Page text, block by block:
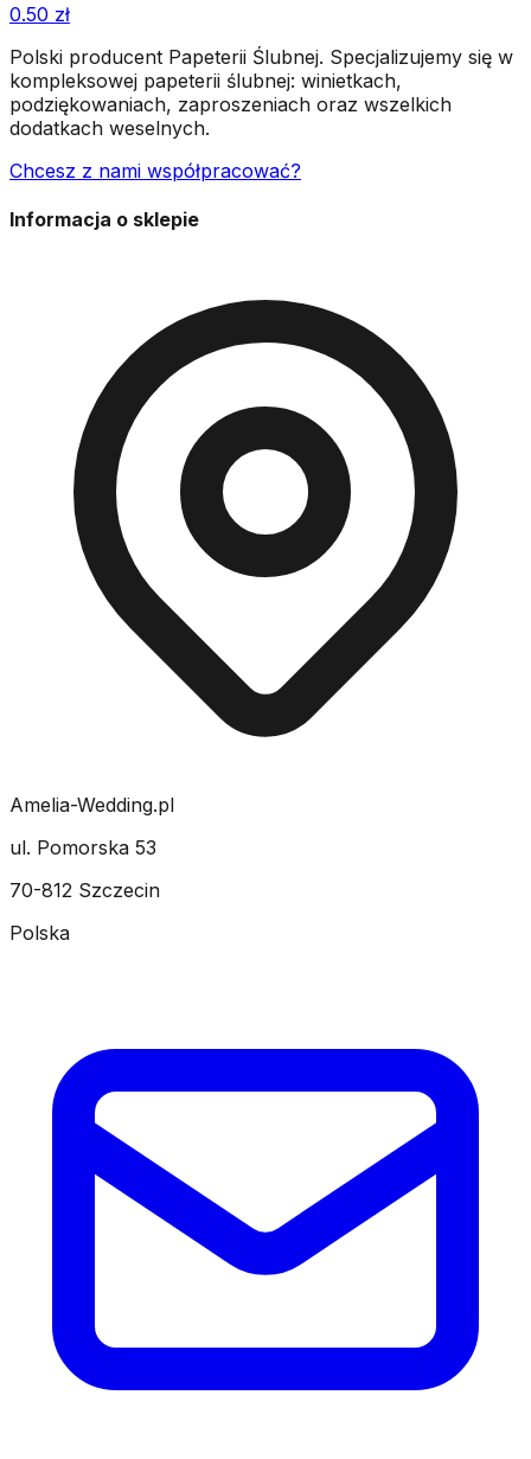
0.50 zł
Polski producent Papeterii Ślubnej. Specjalizujemy się w
kompleksowej papeterii ślubnej: winietkach,
podziękowaniach, zaproszeniach oraz wszelkich
dodatkach weselnych.
Chcesz z nami współpracować?
Informacja o sklepie
Amelia-Wedding.pl
ul. Pomorska 53
70-812 Szczecin
Polska